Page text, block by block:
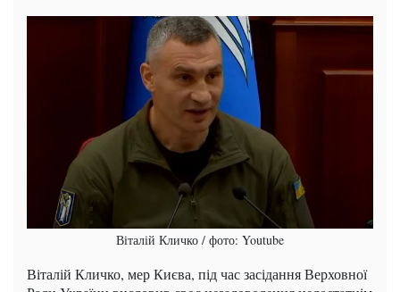
Віталій Кличко / фото: Youtube
Віталій Кличко, мер Києва, під час засідання Верховної